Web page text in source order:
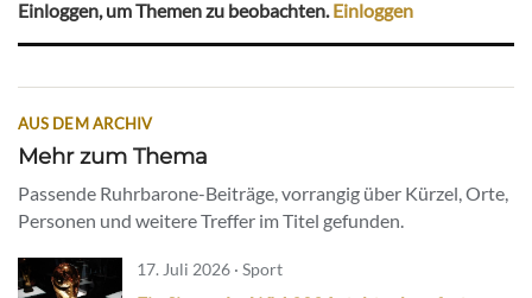
Einloggen, um Themen zu beobachten.Einloggen
AUS DEM ARCHIV
Mehr zum Thema
Passende Ruhrbarone-Beiträge, vorrangig über Kürzel, Orte,
Personen und weitere Treffer im Titel gefunden.
17. Juli 2026 · Sport